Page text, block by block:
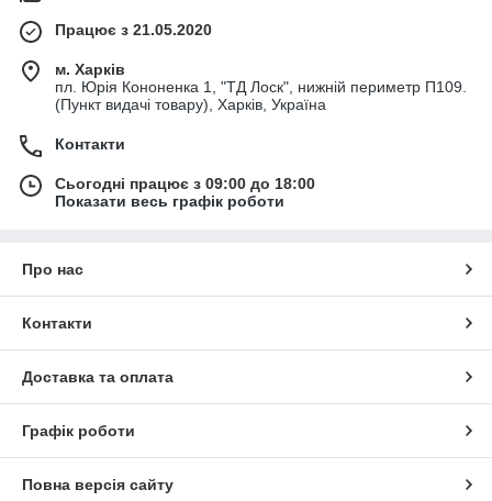
Працює з 21.05.2020
м. Харків
пл. Юрія Кононенка 1, "ТД Лоск", нижній периметр П109.
(Пункт видачі товару), Харків, Україна
Контакти
Сьогодні працює з 09:00 до 18:00
Показати весь графік роботи
Про нас
Контакти
Доставка та оплата
Графік роботи
Повна версія сайту